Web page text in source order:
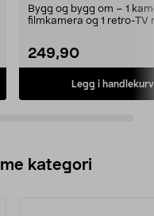
Bygg og bygg om – 1
filmkamera og 1 retro-TV
249,90
Legg i handlekurv
kategori